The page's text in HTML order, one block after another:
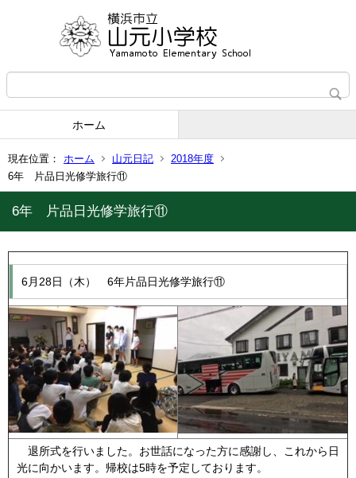
ホーム
現在位置： ホーム 山元日記
2018年度
6年 片品日光修学旅行⑪
6年 片品日光修学旅行⑪
6月28日（木） 6年片品日光修学旅行⑪
退所式を行いました。お世話になった方に感謝し、これから日
光に向かいます。帰校は5時を予定しております。